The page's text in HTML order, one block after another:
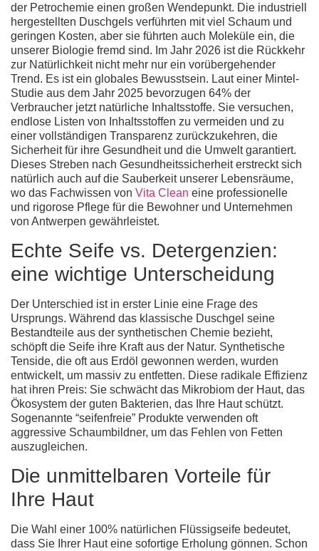
der Petrochemie einen großen Wendepunkt. Die industriell
hergestellten Duschgels verführten mit viel Schaum und
geringen Kosten, aber sie führten auch Moleküle ein, die
unserer Biologie fremd sind. Im Jahr 2026 ist die Rückkehr
zur Natürlichkeit nicht mehr nur ein vorübergehender
Trend. Es ist ein globales Bewusstsein. Laut einer Mintel-
Studie aus dem Jahr 2025 bevorzugen 64% der
Verbraucher jetzt natürliche Inhaltsstoffe. Sie versuchen,
endlose Listen von Inhaltsstoffen zu vermeiden und zu
einer vollständigen Transparenz zurückzukehren, die
Sicherheit für ihre Gesundheit und die Umwelt garantiert.
Dieses Streben nach Gesundheitssicherheit erstreckt sich
natürlich auch auf die Sauberkeit unserer Lebensräume,
wo das Fachwissen von Vita Clean eine professionelle
und rigorose Pflege für die Bewohner und Unternehmen
von Antwerpen gewährleistet.
Echte Seife vs. Detergenzien:
eine wichtige Unterscheidung
Der Unterschied ist in erster Linie eine Frage des
Ursprungs. Während das klassische Duschgel seine
Bestandteile aus der synthetischen Chemie bezieht,
schöpft die Seife ihre Kraft aus der Natur. Synthetische
Tenside, die oft aus Erdöl gewonnen werden, wurden
entwickelt, um massiv zu entfetten. Diese radikale Effizienz
hat ihren Preis: Sie schwächt das Mikrobiom der Haut, das
Ökosystem der guten Bakterien, das Ihre Haut schützt.
Sogenannte “seifenfreie” Produkte verwenden oft
aggressive Schaumbildner, um das Fehlen von Fetten
auszugleichen.
Die unmittelbaren Vorteile für
Ihre Haut
Die Wahl einer 100% natürlichen Flüssigseife bedeutet,
dass Sie Ihrer Haut eine sofortige Erholung gönnen. Schon